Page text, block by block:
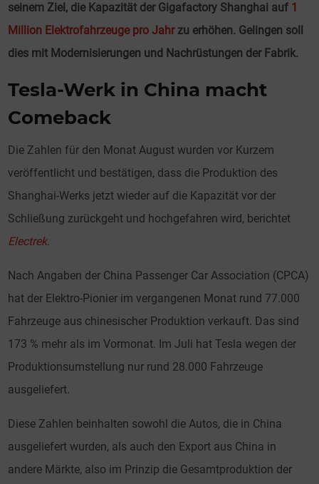
seinem Ziel, die Kapazität der Gigafactory Shanghai auf 1
Million Elektrofahrzeuge pro Jahrzu erhöhen. Gelingen soll
dies mit Modernisierungen und Nachrüstungen der Fabrik.
Tesla-Werk in China macht
Comeback
Die Zahlen für den Monat August wurden vor Kurzem
veröffentlicht und bestätigen, dass die Produktion des
Shanghai-Werks jetzt wieder auf die Kapazität vor der
Schließung zurückgeht und hochgefahren wird, berichtet
Electrek.
Nach Angaben der China Passenger Car Association (CPCA)
hat der Elektro-Pionier im vergangenen Monat rund 77.000
Fahrzeuge aus chinesischer Produktion verkauft. Das sind
173 % mehr als im Vormonat. Im Juli hat Tesla wegen der
Produktionsumstellung nur rund 28.000 Fahrzeuge
ausgeliefert.
Diese Zahlen beinhalten sowohl die Autos, die in China
ausgeliefert wurden, als auch den Export aus China in
andere Märkte, also im Prinzip die Gesamtproduktion der